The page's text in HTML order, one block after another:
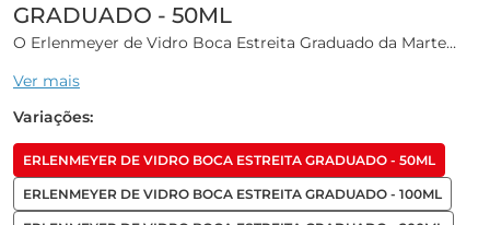
GRADUADO - 50ML
O Erlenmeyer de Vidro Boca Estreita Graduado da Marte
laboratórios de pesquisas científicas e educacionais, sendo
microrganismos, misturas, reações químicas e outros
processos de manuseio de líquidos.
Características gerais:
Ver mais
Variações:
ERLENMEYER DE VIDRO BOCA ESTREITA GRADUADO - 50ML
ERLENMEYER DE VIDRO BOCA ESTREITA GRADUADO - 100ML